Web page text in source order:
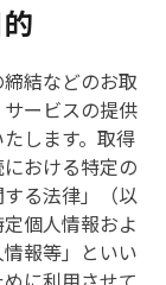
結などのお取
ービスの提供
します。取得
おける特定の
る法律」（以
個人情報およ
報等」といい